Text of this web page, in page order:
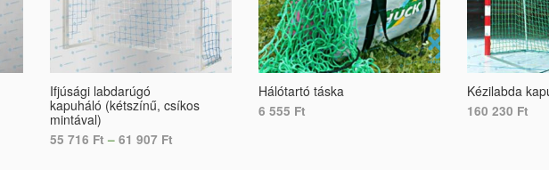
Ifjúsági labdarúgó
kapuháló (kétszínű, csíkos
mintával)
55 716 Ft – 61 907 Ft
Hálótartó táska
6 555 Ft
Kézilabda
160 230 Ft